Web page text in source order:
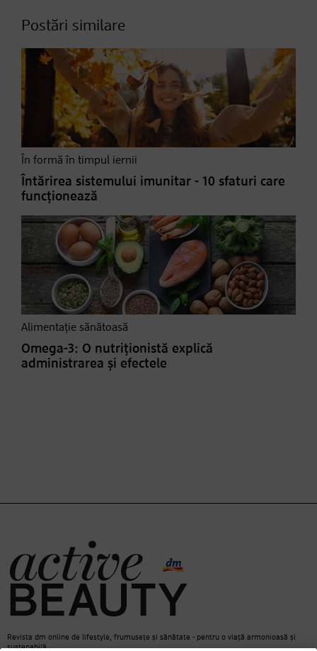
Postări similare
În formă în timpul iernii
Întărirea sistemului imunitar - 10 sfaturi care
funcționează
Alimentație sănătoasă
Omega-3: O nutriționistă explică
administrarea și efectele
Revista dm online de lifestyle, frumusețe și sănătate - pentru o viață armonioasă și
sustenabilă.